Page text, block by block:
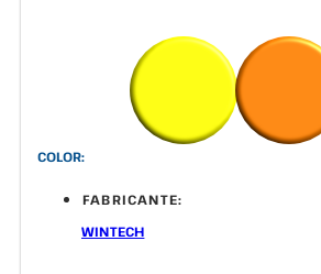
COLOR:
FABRICANTE:
WINTECH